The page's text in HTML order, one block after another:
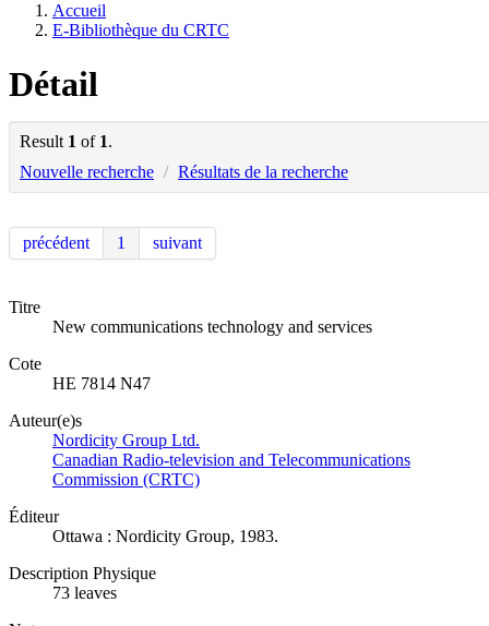
Accueil
E-Bibliothèque du CRTC
Détail
Result 1 of 1.
Nouvelle recherche / Résultats de la recherche
précédent 1 suivant
Titre
New communications technology and services
Cote
HE 7814 N47
Auteur(e)s
Nordicity Group Ltd.
Canadian Radio-television and Telecommunications
Commission (CRTC)
Éditeur
Ottawa : Nordicity Group, 1983.
Description Physique
73 leaves